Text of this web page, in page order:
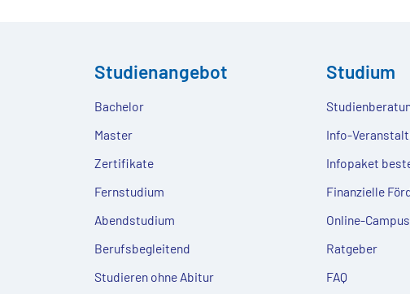
Studienangebot
Bachelor
Master
Zertifikate
Fernstudium
Abendstudium
Berufsbegleitend
Studieren ohne Abitur
Studium
Info-
Infopaket
Finanzielle
Online-Campus
Ratgeber
FAQ